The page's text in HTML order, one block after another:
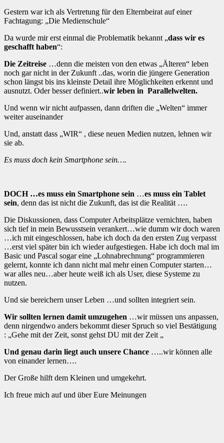
Gestern war ich als Vertretung für den Elternbeirat auf einer
Fachtagung: „Die Medienschule“
Da wurde mir erst einmal die Problematik bekannt „dass wir es
geschafft haben“:
Die Zeitreise …denn die meisten von den etwas „Älteren“ leben
noch gar nicht in der Zukunft ..das, worin die jüngere Generation
schon längst bis ins kleinste Detail ihre Möglichkeiten erkennt und
ausnutzt. Oder besser definiert..wir leben in Parallelwelten.
Und wenn wir nicht aufpassen, dann driften die „Welten“ immer
weiter auseinander
Und, anstatt dass „WIR“ , diese neuen Medien nutzen, lehnen wir
sie ab.
Es muss doch kein Smartphone sein….
DOCH …es muss ein Smartphone sein …es muss ein Tablet
sein, denn das ist nicht die Zukunft, das ist die Realität ….
Die Diskussionen, dass Computer Arbeitsplätze vernichten, haben
sich tief in mein Bewusstsein verankert…wie dumm wir doch waren
…ich mit eingeschlossen, habe ich doch da den ersten Zug verpasst
…erst viel später bin ich wieder aufgestiegen. Habe ich doch mal im
Basic und Pascal sogar eine „Lohnabrechnung“ programmieren
gelernt, konnte ich dann nicht mal mehr einen Computer starten…
war alles neu…aber heute weiß ich als User, diese Systeme zu
nutzen.
Und sie bereichern unser Leben …und sollten integriert sein.
Wir sollten lernen damit umzugehen …wir müssen uns anpassen,
denn nirgendwo anders bekommt dieser Spruch so viel Bestätigung
: „Gehe mit der Zeit, sonst gehst DU mit der Zeit „
Und genau darin liegt auch unsere Chance …..wir können alle
von einander lernen….
Der Große hilft dem Kleinen und umgekehrt.
Ich freue mich auf und über Eure Meinungen